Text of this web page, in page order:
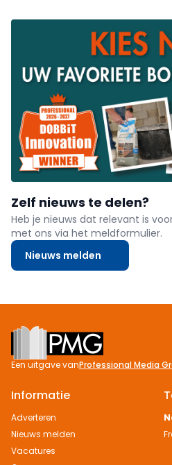
Zelf nieuws te delen?
Heb je nieuws dat relevant is
met ons via het meldformulier.
Nieuws melden
Footer
Een uitgave vanProfessional Media
Informatie
Adverteren
Nieuws melden
Vacatures